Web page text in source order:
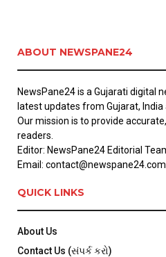
ABOUT NEWSPANE24
NewsPane24 is a Gujarati digital
latest updates from Gujarat, India
Our mission is to provide
readers.
Editor: NewsPane24 Editorial
Email:
QUICK LINKS
About Us
Contact Us (સંપર્ક કરો)